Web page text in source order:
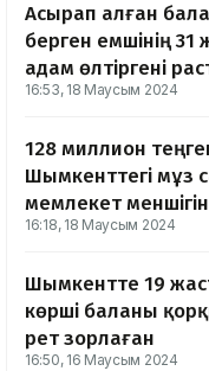
Асырап алған
берген емшінің
адам өлтіргені
16:53, 18 Маусым 2024
128 миллион
Шымкенттегі мұз
мемлекет
16:18, 18 Маусым 2024
Шымкентте 19
көрші баланы
рет зорлаған
16:50, 16 Маусым 2024